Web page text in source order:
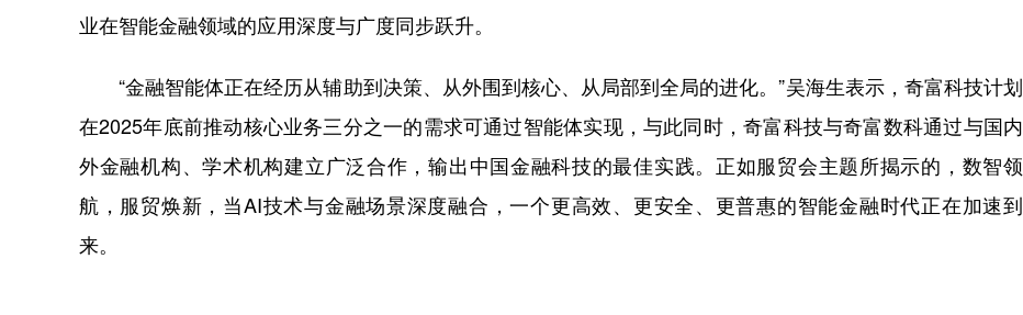
业在智能金融领域的应用深度与广度同步跃升。
“金融智能体正在经历从辅助到决策、从外围到核心、从局部到全局的进化。”吴海生表示，奇富科技计划
在2025年底前推动核心业务三分之一的需求可通过智能体实现，与此同时，奇富科技与奇富数科通过与国内
外金融机构、学术机构建立广泛合作，输出中国金融科技的最佳实践。正如服贸会主题所揭示的，数智领
航，服贸焕新，当AI技术与金融场景深度融合，一个更高效、更安全、更普惠的智能金融时代正在加速到
来。​